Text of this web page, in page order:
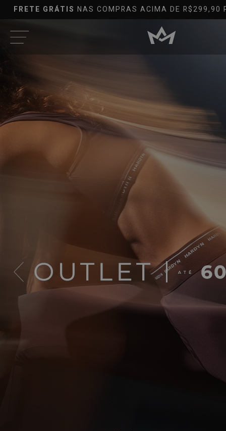
PARA TODO O BRASIL